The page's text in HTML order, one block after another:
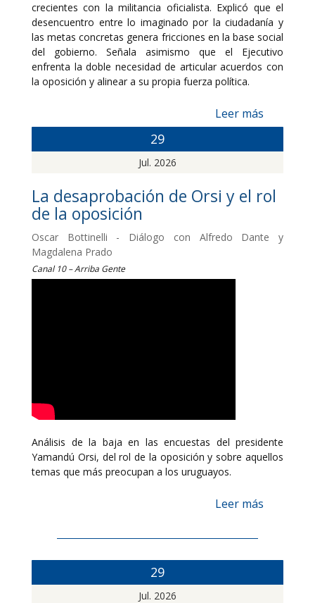
crecientes con la militancia oficialista. Explicó que el
desencuentro entre lo imaginado por la ciudadanía y
las metas concretas genera fricciones en la base social
del gobierno. Señala asimismo que el Ejecutivo
enfrenta la doble necesidad de articular acuerdos con
la oposición y alinear a su propia fuerza política.
Leer más
29
Jul. 2026
La desaprobación de Orsi y el rol
de la oposición
Oscar Bottinelli - Diálogo con Alfredo Dante y
Magdalena Prado
Canal 10 – Arriba Gente
Análisis de la baja en las encuestas del presidente
Yamandú Orsi, del rol de la oposición y sobre aquellos
temas que más preocupan a los uruguayos.
Leer más
29
Jul. 2026